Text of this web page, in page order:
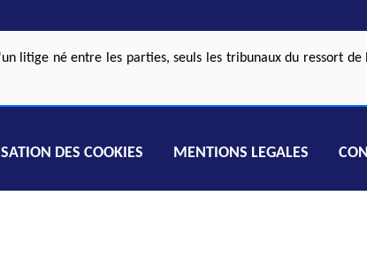
litige né entre les parties, seuls les tribunaux du ressort
DES COOKIES MENTIONS LEGALES